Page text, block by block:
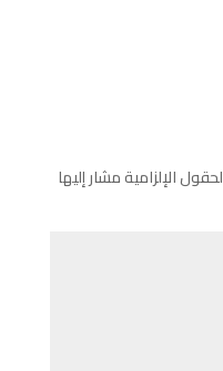
الإلزامية مشار إليها